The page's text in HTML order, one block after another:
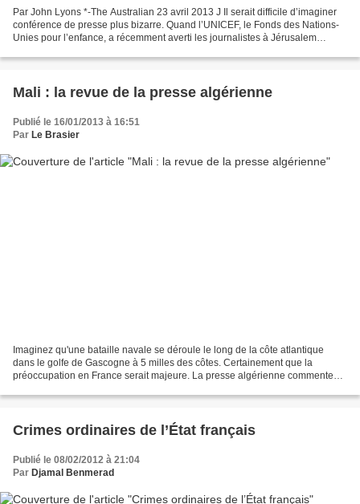
Par John Lyons *-The Australian 23 avril 2013 J Il serait difficile d’imaginer
conférence de presse plus bizarre. Quand l’UNICEF, le Fonds des Nations-
Unies pour l’enfance, a récemment averti les journalistes à Jérusalem
Mali : la revue de la presse algérienne
Publié le 16/01/2013 à 16:51
Par Le Brasier
Imaginez qu'une bataille navale se déroule le long de la côte atlantique
dans le golfe de Gascogne à 5 milles des côtes. Certainement que la
préoccupation en France serait majeure. La presse algérienne commente
Crimes ordinaires de l’État français
Publié le 08/02/2012 à 21:04
Par Djamal Benmerad